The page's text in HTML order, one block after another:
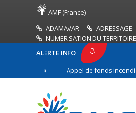
AMF (France)
ADAMAVAR
ADRESSAGE
NUMERISATION DU TERRITOIRE
ALERTE INFO
Appel de fonds incendies de forêt